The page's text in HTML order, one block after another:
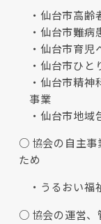
仙台市高齢
仙台市難病
仙台市育児
仙台市ひと
仙台市精神
事業
仙台市地域
協会の自主
ため
うるおい福
協会の運営